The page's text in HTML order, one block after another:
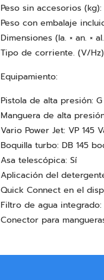
Peso sin accesorios (kg):
Peso con embalaje
Dimensiones (la. × an. ×
Tipo de corriente. (V/
Equipamiento:
Pistola de alta presión:
Manguera de alta
Vario Power Jet: VP 145
Boquilla turbo: DB 145
Asa telescópica: Sí
Aplicación del
Quick Connect en el
Filtro de agua integrado:
Conector para